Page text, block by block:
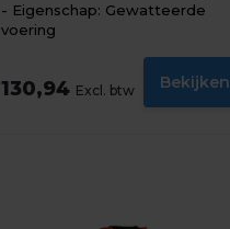
Eigenschap: Gewatteerde
voering
130,94 Excl. btw Bekijken